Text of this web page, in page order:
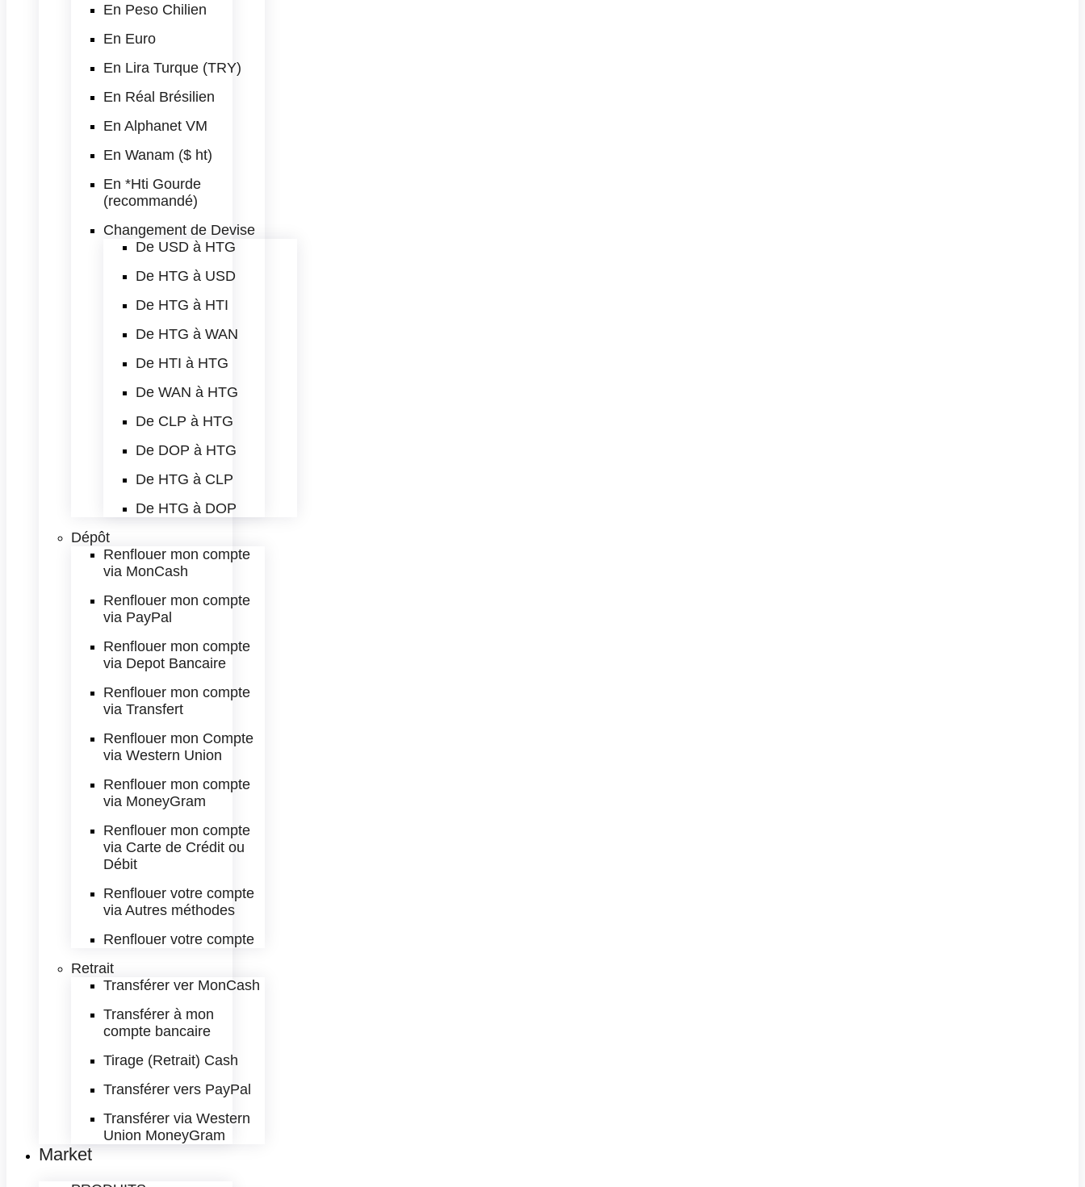
En Peso Chilien
En Euro
En Lira Turque (TRY)
En Réal Brésilien
En Alphanet VM
En Wanam ($ ht)
En *Hti Gourde
(recommandé)
Changement de Devise
De USD à HTG
De HTG à USD
De HTG à HTI
De HTG à WAN
De HTI à HTG
De WAN à HTG
De CLP à HTG
De DOP à HTG
De HTG à CLP
De HTG à DOP
Dépôt
Renflouer mon compte
via MonCash
Renflouer mon compte
via PayPal
Renflouer mon compte
via Depot Bancaire
Renflouer mon compte
via Transfert
Renflouer mon Compte
via Western Union
Renflouer mon compte
via MoneyGram
Renflouer mon compte
via Carte de Crédit ou
Débit
Renflouer votre compte
via Autres méthodes
Renflouer votre compte
Retrait
Transférer ver MonCash
Transférer à mon
compte bancaire
Tirage (Retrait) Cash
Transférer vers PayPal
Transférer via Western
Union MoneyGram
Market